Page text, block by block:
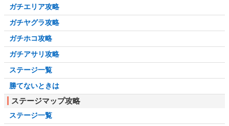
ガチエリア攻略
ガチヤグラ攻略
ガチホコ攻略
ガチアサリ攻略
ステージ一覧
勝てないときは
ステージマップ攻略
ステージ一覧